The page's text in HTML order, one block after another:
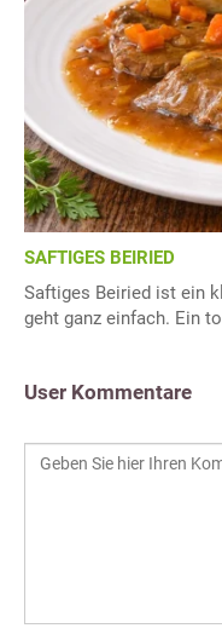
SAFTIGES BEIRIED
Saftiges Beiried ist ein
geht ganz einfach. Ein
User Kommentare